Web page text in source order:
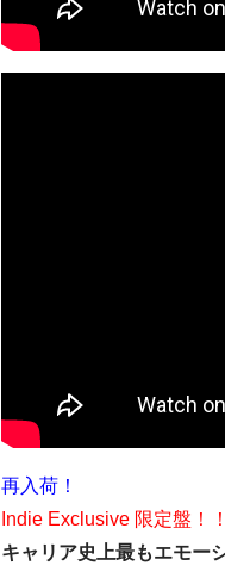
再入荷！
Indie Exclusive 限定盤！
キャリア史上最もエモー